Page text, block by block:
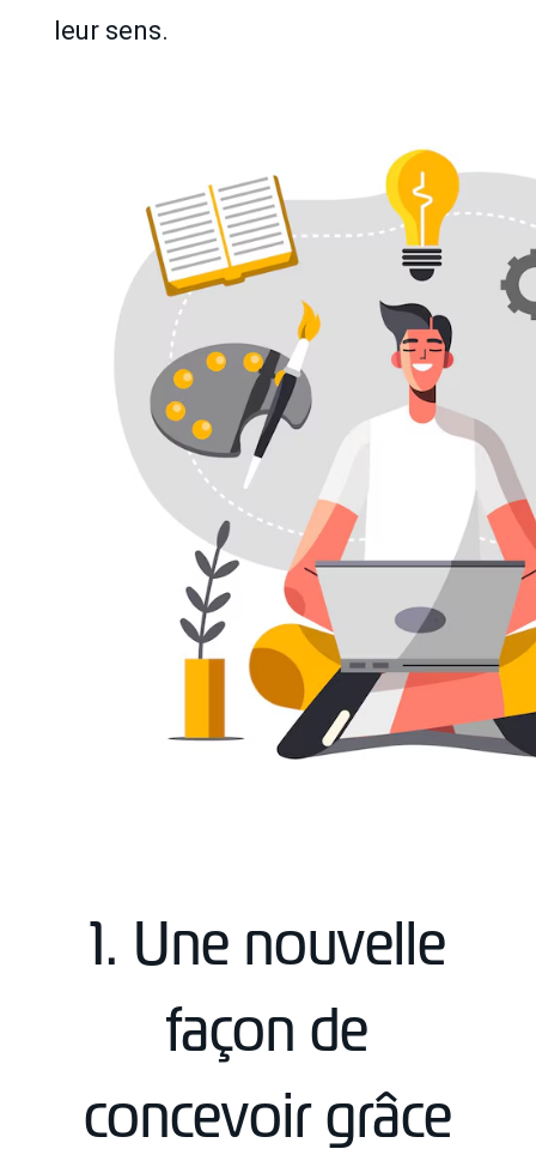
leur sens.
1. Une nouvelle
façon de
concevoir grâce